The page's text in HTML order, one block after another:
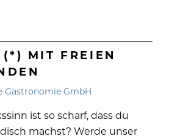
(*) MIT FREIEN
Gastronomie GmbH
ist so scharf, dass du
machst? Werde unser